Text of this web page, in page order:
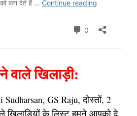
वाले खिलाड़ी:
GS Raju, दोस्तों, 2
खिलाड़ियों के लिस्ट हमने आपको दे